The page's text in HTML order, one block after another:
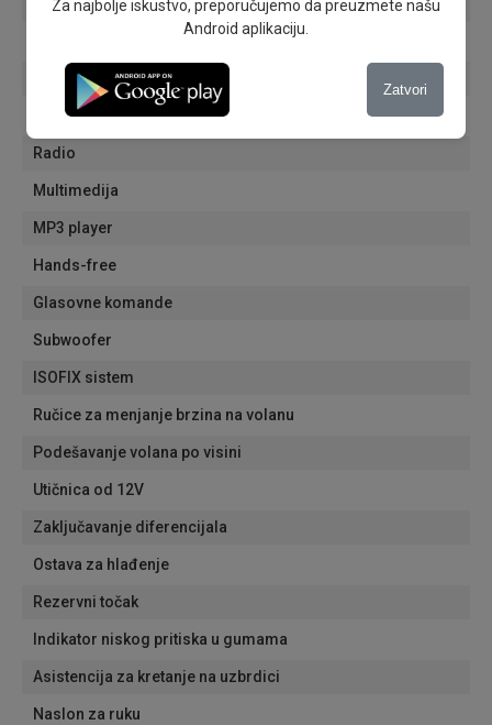
Bluetooth
Radio
Multimedija
MP3 player
Hands-free
Glasovne komande
Subwoofer
ISOFIX sistem
Ručice za menjanje brzina na volanu
Podešavanje volana po visini
Utičnica od 12V
Zaključavanje diferencijala
Ostava za hlađenje
Rezervni točak
Indikator niskog pritiska u gumama
Asistencija za kretanje na uzbrdici
Naslon za ruku
Za najbolje iskustvo, preporučujemo da preuzmete našu
Android aplikaciju.
Zatvori